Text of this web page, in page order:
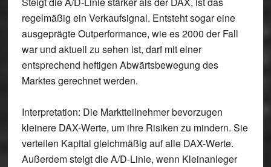
regelmäßig ein Verkaufsignal. Entsteht sogar eine
ausgeprägte Outperformance, wie es 2000 der Fall
war und aktuell zu sehen ist, darf mit einer
entsprechend heftigen Abwärtsbewegung des
Marktes gerechnet werden.
Interpretation: Die Marktteilnehmer bevorzugen
kleinere DAX-Werte, um ihre Risiken zu mindern. Sie
verteilen Kapital gleichmäßig auf alle DAX-Werte.
Außerdem steigt die A/D-Linie, wenn Kleinanleger